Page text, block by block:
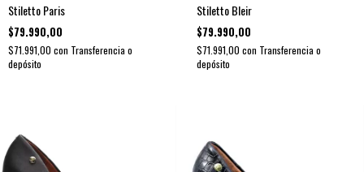
Stiletto Paris
$79.990,00
$71.991,00 con Transferencia o
depósito
Stiletto Bleir
$79.990,00
$71.991,00 con Transferencia o
depósito